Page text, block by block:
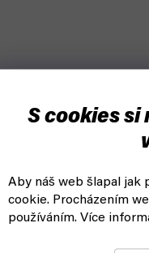
S cookies si
Aby náš web šlapal jak
cookie. Procházením
používáním. Více